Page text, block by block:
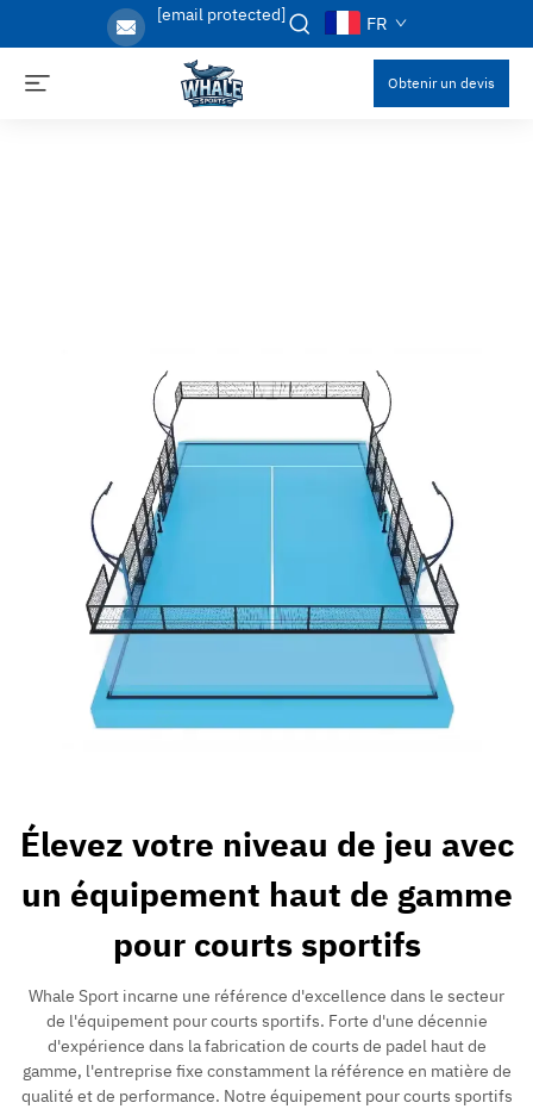
[email protected] FR
Obtenir un devis
Élevez votre niveau de jeu avec
un équipement haut de gamme
pour courts sportifs
Whale Sport incarne une référence d'excellence dans le secteur
de l'équipement pour courts sportifs. Forte d'une décennie
d'expérience dans la fabrication de courts de padel haut de
gamme, l'entreprise fixe constamment la référence en matière de
qualité et de performance. Notre équipement pour courts sportifs